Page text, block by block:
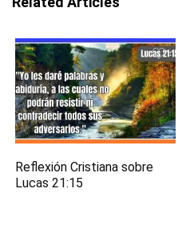
Reflexión Cristiana sobre
Lucas 21:15